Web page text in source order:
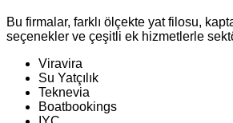
Bu firmalar, farklı ölçekte yat filosu,
seçenekler ve çeşitli ek hizmetlerle
Viravira
Su Yatçılık
Teknevia
Boatbookings